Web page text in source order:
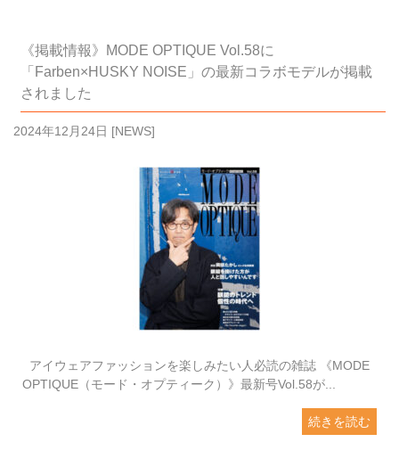
《掲載情報》MODE OPTIQUE Vol.58に
「Farben×HUSKY NOISE」の最新コラボモデルが掲載
されました
2024年12月24日 [NEWS]
アイウェアファッションを楽しみたい人必読の雑誌 《MODE
OPTIQUE（モード・オプティーク）》最新号Vol.58が...
続きを読む